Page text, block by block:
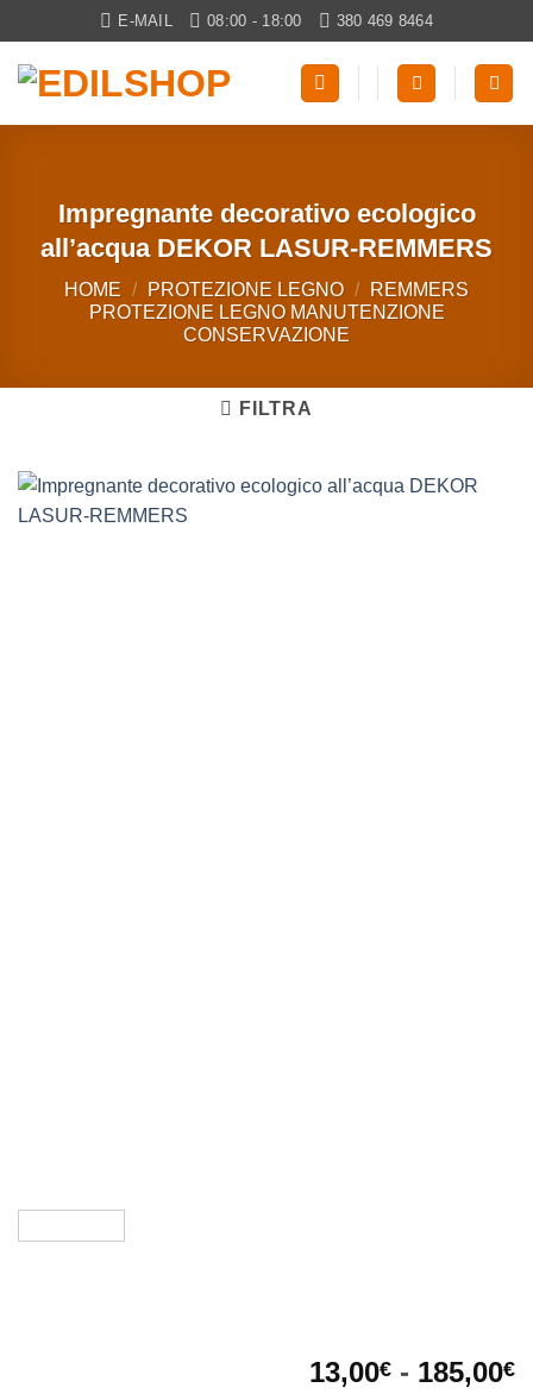
ai
contenuti
E-MAIL 08:00 - 18:00 380 469 8464
Impregnante decorativo ecologico
all’acqua DEKOR LASUR-REMMERS
HOME / PROTEZIONE LEGNO /
REMMERS
PROTEZIONE LEGNO MANUTENZIONE
CONSERVAZIONE
FILTRA
13,00€ - 185,00€